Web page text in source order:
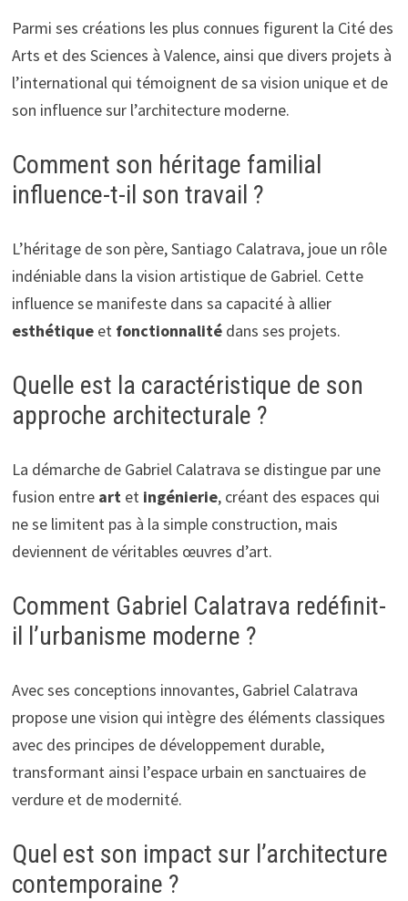
Parmi ses créations les plus connues figurent la Cité des
Arts et des Sciences à Valence, ainsi que divers projets à
l’international qui témoignent de sa vision unique et de
son influence sur l’architecture moderne.
Comment son héritage familial
influence-t-il son travail ?
L’héritage de son père, Santiago Calatrava, joue un rôle
indéniable dans la vision artistique de Gabriel. Cette
influence se manifeste dans sa capacité à allier
esthétiqueet fonctionnalitédans ses projets.
Quelle est la caractéristique de son
approche architecturale ?
La démarche de Gabriel Calatrava se distingue par une
fusion entre artet ingénierie, créant des espaces qui
ne se limitent pas à la simple construction, mais
deviennent de véritables œuvres d’art.
Comment Gabriel Calatrava redéfinit-
il l’urbanisme moderne ?
Avec ses conceptions innovantes, Gabriel Calatrava
propose une vision qui intègre des éléments classiques
avec des principes de développement durable,
transformant ainsi l’espace urbain en sanctuaires de
verdure et de modernité.
Quel est son impact sur l’architecture
contemporaine ?